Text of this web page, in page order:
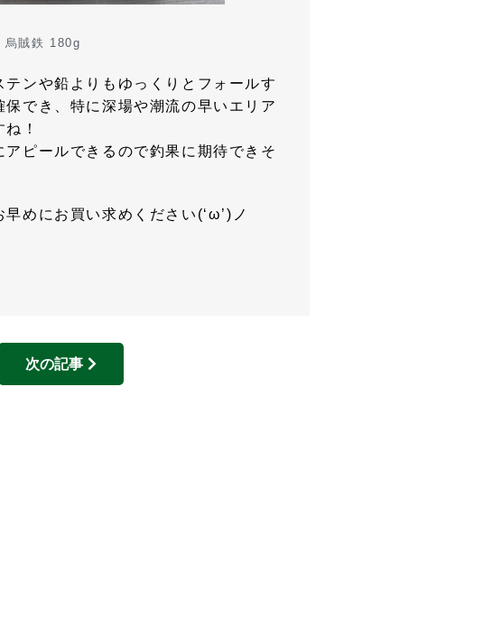
賊鉄 180g
ンや鉛よりもゆっくりとフォールす
でき、特に深場や潮流の早いエリア
！
ピールできるので釣果に期待できそ
めにお買い求めください(‘ω’)ノ
次の記事